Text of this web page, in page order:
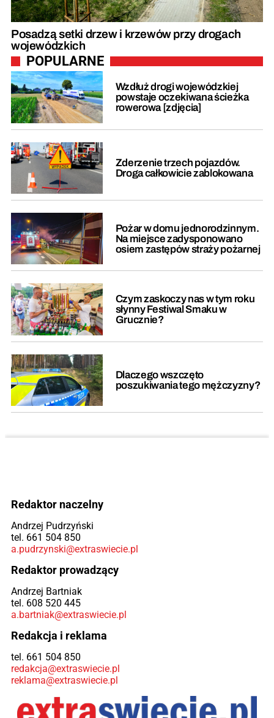
Posadzą setki drzew i krzewów przy drogach
wojewódzkich
POPULARNE
Wzdłuż drogi wojewódzkiej
powstaje oczekiwana ścieżka
rowerowa [zdjęcia]
Zderzenie trzech pojazdów.
Droga całkowicie zablokowana
Pożar w domu jednorodzinnym.
Na miejsce zadysponowano
osiem zastępów straży pożarnej
Czym zaskoczy nas w tym roku
słynny Festiwal Smaku w
Grucznie?
Dlaczego wszczęto
poszukiwania tego mężczyzny?
Redaktor naczelny
Andrzej Pudrzyński
tel. 661 504 850
a.pudrzynski@extraswiecie.pl
Redaktor prowadzący
Andrzej Bartniak
tel. 608 520 445
a.bartniak@extraswiecie.pl
Redakcja i reklama
tel. 661 504 850
redakcja@extraswiecie.pl
reklama@extraswiecie.pl